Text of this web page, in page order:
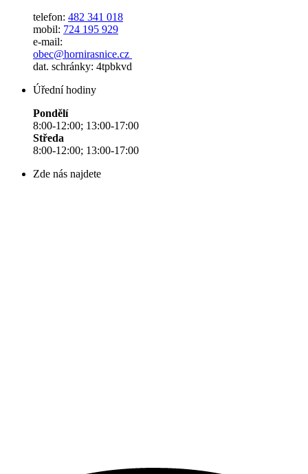
telefon: 482 341 018
mobil: 724 195 929
e-mail:
obec@hornirasnice.cz
dat. schránky: 4tpbkvd
Úřední hodiny
Pondělí
8:00-12:00; 13:00-17:00
Středa
8:00-12:00; 13:00-17:00
Zde nás najdete